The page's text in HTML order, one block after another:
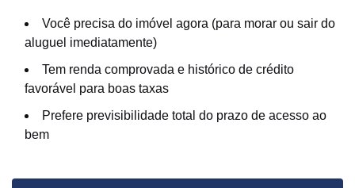
Você precisa do imóvel agora (para morar ou sair do
aluguel imediatamente)
Tem renda comprovada e histórico de crédito
favorável para boas taxas
Prefere previsibilidade total do prazo de acesso ao
bem